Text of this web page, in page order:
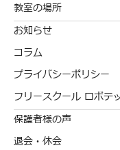
教室の場所
お知らせ
コラム
プライバシーポリシー
フリースクール ロボテ
保護者様の声
退会・休会